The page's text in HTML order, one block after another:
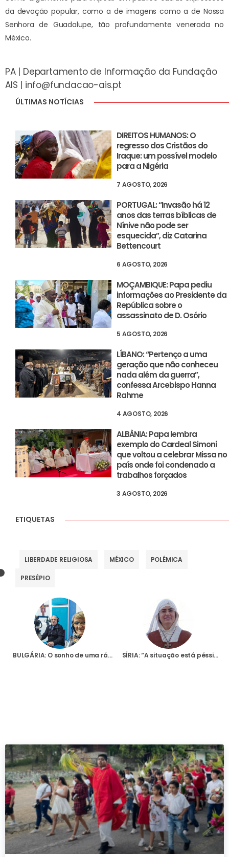
da devoção popular, como a de imagens como a de Nossa
Senhora de Guadalupe, tão profundamente venerada no
México.
PA | Departamento de Informação da Fundação
AIS | info@fundacao-ais.pt
ÚLTIMAS NOTÍCIAS
DIREITOS HUMANOS: O
regresso dos Cristãos do
Iraque: um possível modelo
para a Nigéria
7 AGOSTO, 2026
PORTUGAL: “Invasão há 12
anos das terras bíblicas de
Nínive não pode ser
esquecida”, diz Catarina
Bettencourt
6 AGOSTO, 2026
MOÇAMBIQUE: Papa pediu
informações ao Presidente da
República sobre o
assassinato de D. Osório
5 AGOSTO, 2026
LÍBANO: “Pertenço a uma
geração que não conheceu
nada além da guerra”,
confessa Arcebispo Hanna
Rahme
4 AGOSTO, 2026
ALBÂNIA: Papa lembra
exemplo do Cardeal Simoni
que voltou a celebrar Missa no
país onde foi condenado a
trabalhos forçados
3 AGOSTO, 2026
ETIQUETAS
LIBERDADE RELIGIOSA MÉXICO POLÉMICA
PRESÉPIO
BULGÁRIA: O sonho de uma rádio católica torna-se realidade graças à ajuda da Fundação AIS SÍRIA: “A situação está péssima, há gente já a passar fome”, alerta religiosa portuguesa em mensagem para a Fundação AIS